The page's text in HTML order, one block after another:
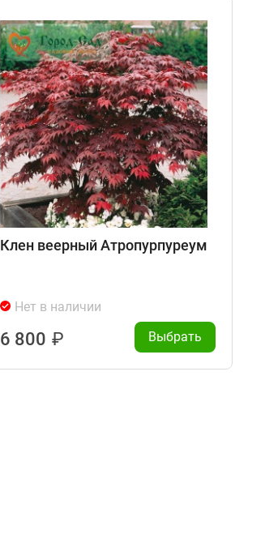
Клен веерный Атропурпуреум
Нет в наличии
6 800 ₽ Выбрать